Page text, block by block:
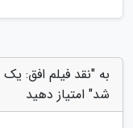
به "نقد فیلم افق:
شد" امتیاز دهید